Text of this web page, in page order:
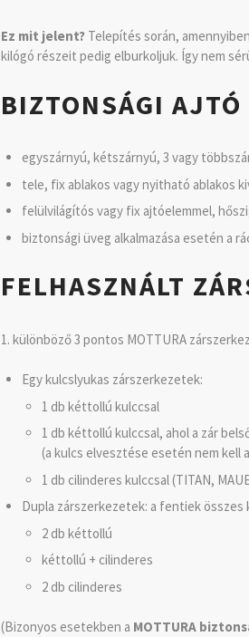
Ez mit jelent? Telepítés során,
kilógó részeit pedig elburkoljuk. Így nem
BIZTONSÁGI
egyszárnyú, kétszárnyú, 3 vagy
tele, fix ablakos vagy nyitható ablakos
felülvilágítós vagy fix ajtóelemmel,
biztonsági üveg alkalmazása esetén a
FELHASZNÁLT
1. különböző 3 pontos MOTTURA
Egy kulcslyukas zárszerkezetek:
1 db kéttollú kulccsal
1 db kéttollú kulccsal, ahol a zár
(a kulcs elvesztése esetén nem
1 db cilinderes kulccsal (TITAN,
Dupla zárszerkezetek: a fentiek összes
2 db kéttollú
kéttollú + cilinderes
2 db cilinderes
(Bizonyos esetekben a MOTTURA